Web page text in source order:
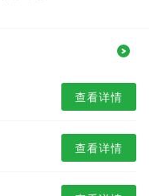
查看详情
查看详情